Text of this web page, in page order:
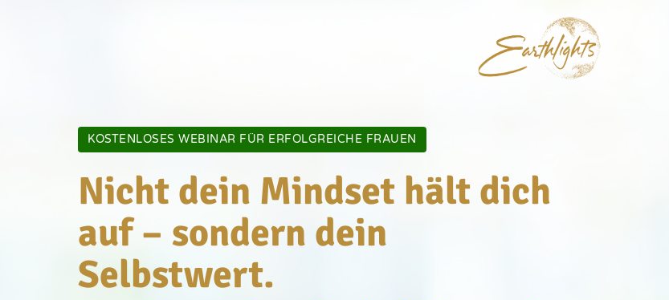
KOSTENLOSES WEBINAR FÜR ERFOLGREICHE FRAUEN
Nicht dein Mindset hält dich
auf – sondern dein
Selbstwert.